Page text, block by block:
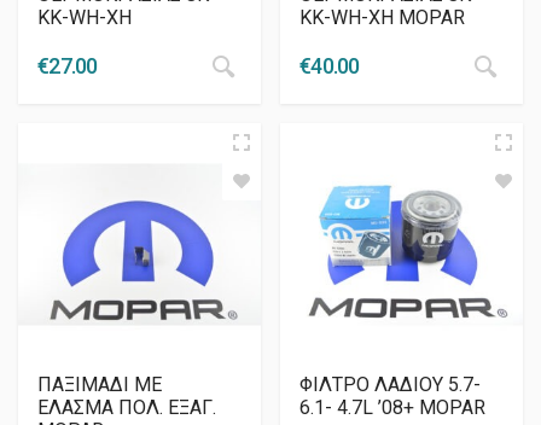
KK-WH-XH
€27.00
KK-WH-XH MOPAR
€40.00
ΠΑΞΙΜΑΔΙ ΜΕ
ΕΛΑΣΜΑ ΠΟΛ. ΕΞΑΓ.
ΦΙΛΤΡΟ ΛΑΔΙΟΥ 5.7-
6.1- 4.7L ’08+ MOPAR